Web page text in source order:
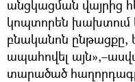
անցկացման վայրից
կոպտորեն
բնականոն ընթացքը,
ապահովել
տարածած